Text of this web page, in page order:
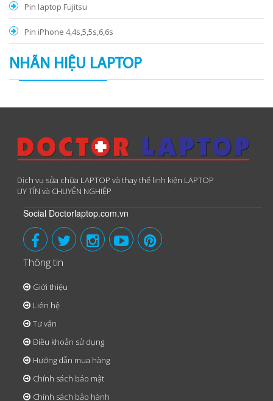
Pin laptop Fujitsu
Pin iPhone 4,4s,5,5s,6,6s
NHÃN HIỆU LAPTOP
Dịch vụ sửa chữa LAPTOP và thay thế linh kiện LAPTOP
UY TÍN và CHUYÊN NGHIỆP
Social Doctorlaptop.com.vn
Thông tin
Giới thiệu
Liên hệ
Tư vấn
Điều khoản sử dụng
Hướng dẫn mua hàng
Chính sách bảo mật
Chính sách bảo hành